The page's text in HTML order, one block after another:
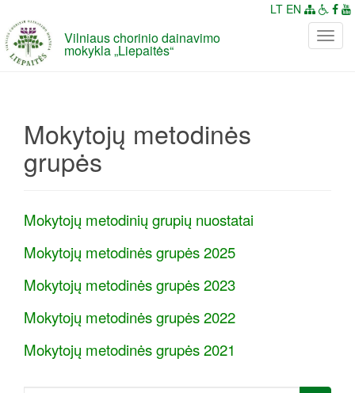
P
Vilniaus chorinio dainavimo
mokykla „Liepaitės“
LT EN
Mokytojų metodinės
grupės
Mokytojų metodinių grupių nuostatai
Mokytojų metodinės grupės 2025
Mokytojų metodinės grupės 2023
Mokytojų metodinės grupės 2022
Mokytojų metodinės grupės 2021